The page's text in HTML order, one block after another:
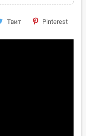
Твит Pinterest